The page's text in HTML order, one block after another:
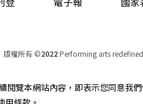
題，尤其是二姨太──這
性格、身分和地位相稱
版權所有©2022Performing arts
訊，如有異動應以主辦單位公告為準。
｜ 隱私權聲明
閱覽本網站內容，即表示您同意我